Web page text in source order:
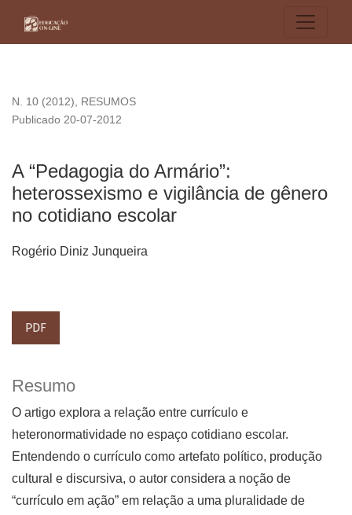
N. 10 (2012), RESUMOS
A “Pedagogia do Armário”:
heterossexismo e vigilância de gênero
no cotidiano escolar
Publicado 20-07-2012
Rogério Diniz Junqueira
PDF
Resumo
O artigo explora a relação entre currículo e
heteronormatividade no espaço cotidiano escolar.
Entendendo o currículo como artefato político, produção
cultural e discursiva, o autor considera a noção de
“currículo em ação” em relação a uma pluralidade de